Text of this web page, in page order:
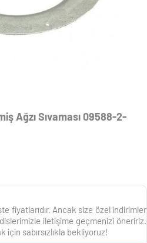
Ağzı Sıvaması 09588-2-
fiyatlarıdır. Ancak size özel indirimler
iletişime geçmenizi öneririz.
sabırsızlıkla bekliyoruz!